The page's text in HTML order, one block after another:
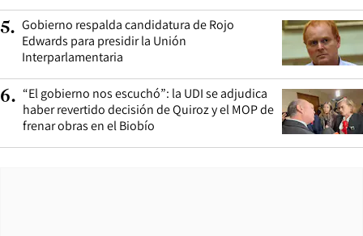
5. Gobierno respalda candidatura de Rojo
Edwards para presidir la Unión
Interparlamentaria
6. “El gobierno nos escuchó”: la UDI se adjudica
haber revertido decisión de Quiroz y el MOP de
frenar obras en el Biobío